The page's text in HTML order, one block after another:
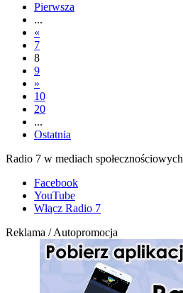
Pierwsza
...
«
7
8
9
»
10
20
...
Ostatnia
Radio 7 w mediach społecznościowych
Facebook
YouTube
Włącz Radio 7
Reklama / Autopromocja